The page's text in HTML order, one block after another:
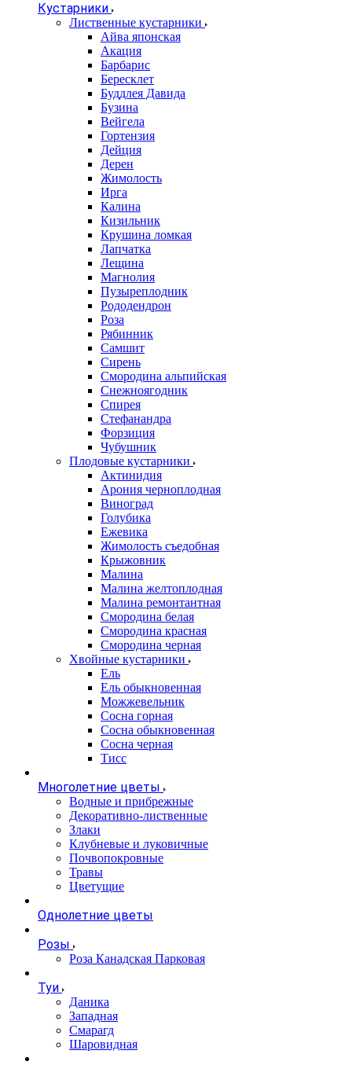
Кустарники
Лиственные кустарники
Айва японская
Акация
Барбарис
Бересклет
Буддлея Давида
Бузина
Вейгела
Гортензия
Дейция
Дерен
Жимолость
Ирга
Калина
Кизильник
Крушина ломкая
Лапчатка
Лещина
Магнолия
Пузыреплодник
Рододендрон
Роза
Рябинник
Самшит
Сирень
Смородина альпийская
Снежноягодник
Спирея
Стефанандра
Форзиция
Чубушник
Плодовые кустарники
Актинидия
Арония черноплодная
Виноград
Голубика
Ежевика
Жимолость съедобная
Крыжовник
Малина
Малина желтоплодная
Малина ремонтантная
Смородина белая
Смородина красная
Смородина черная
Хвойные кустарники
Ель
Ель обыкновенная
Можжевельник
Сосна горная
Сосна обыкновенная
Сосна черная
Тисс
Многолетние цветы
Водные и прибрежные
Декоративно-лиственные
Злаки
Клубневые и луковичные
Почвопокровные
Травы
Цветущие
Однолетние цветы
Розы
Роза Канадская Парковая
Туи
Даника
Западная
Смарагд
Шаровидная